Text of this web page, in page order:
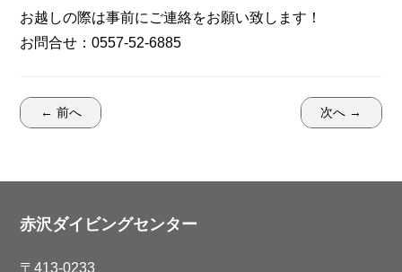
お越しの際は事前にご連絡をお願い致します！
お問合せ：0557-52-6885
← 前へ 次へ →
赤沢ダイビングセンター
〒413-0233